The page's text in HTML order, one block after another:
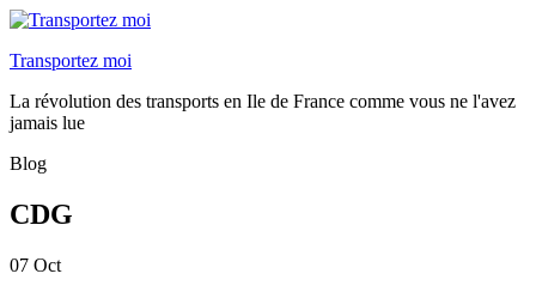
Transportez moi
La révolution des transports en Ile de France comme vous ne l'avez
jamais lue
Blog
CDG
07 Oct